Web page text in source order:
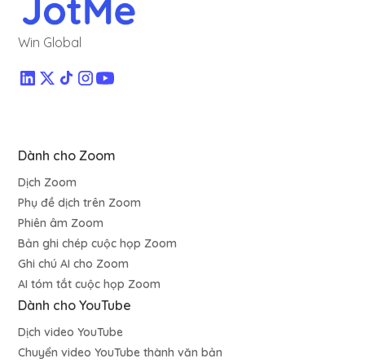
Win Global
Dành cho Zoom
Dịch Zoom
Phụ đề dịch trên Zoom
Phiên âm Zoom
Bản ghi chép cuộc họp Zoom
Ghi chú AI cho Zoom
AI tóm tắt cuộc họp Zoom
Dành cho YouTube
Dịch video YouTube
Chuyển video YouTube thành văn bản